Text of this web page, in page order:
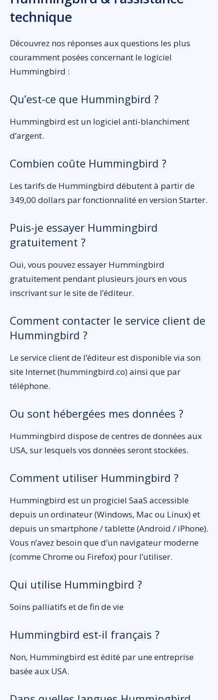
technique
Découvrez nos réponses aux questions les plus
couramment posées concernant le logiciel
Hummingbird :
Qu’est-ce que Hummingbird ?
Hummingbird est un logiciel anti-blanchiment
d’argent.
Combien coûte Hummingbird ?
Les tarifs de Hummingbird débutent à partir de
349,00 dollars par fonctionnalité en version Starter.
Puis-je essayer Hummingbird
gratuitement ?
Oui, vous pouvez essayer Hummingbird
gratuitement pendant plusieurs jours en vous
inscrivant sur le site de l’éditeur.
Comment contacter le service client de
Hummingbird ?
Le service client de l’éditeur est disponible via son
site Internet (hummingbird.co) ainsi que par
téléphone.
Ou sont hébergées mes données ?
Hummingbird dispose de centres de données aux
USA, sur lesquels vos données seront stockées.
Comment utiliser Hummingbird ?
Hummingbird est un progiciel SaaS accessible
depuis un ordinateur (Windows, Mac ou Linux) et
depuis un smartphone / tablette (Android / iPhone).
Vous n’avez besoin que d’un navigateur moderne
(comme Chrome ou Firefox) pour l’utiliser.
Qui utilise Hummingbird ?
Soins palliatifs et de fin de vie
Hummingbird est-il français ?
Non, Hummingbird est édité par une entreprise
basée aux USA.